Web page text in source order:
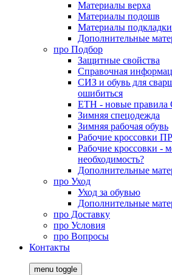
Материалы верха
Материалы подошв
Материалы подкладки
Дополнительные
про Подбор
Защитные свойства
Справочная
СИЗ и обувь для
ошибиться
ЕТН - новые
Зимняя спецодежда
Зимняя рабочая обувь
Рабочие кроссовки
Рабочие кроссовки -
необходимость?
Дополнительные
про Уход
Уход за обувью
Дополнительные
про Доставку
про Условия
про Вопросы
Контакты
menu toggle